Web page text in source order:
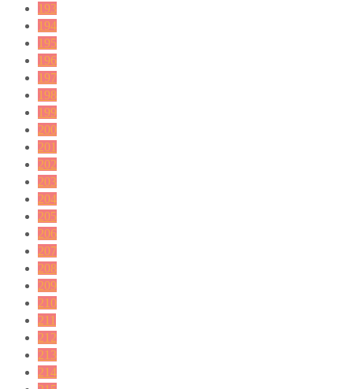
193
194
195
196
197
198
199
200
201
202
203
204
205
206
207
208
209
210
211
212
213
214